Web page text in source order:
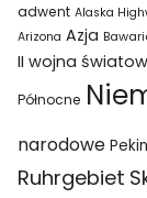
adwent Alaska
Arizona Azja
II wojna
Północne
narodowe Pekin
Ruhrgebiet